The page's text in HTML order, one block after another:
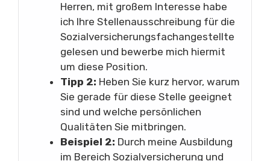
Herren, mit großem Interesse habe
ich Ihre Stellenausschreibung für die
Sozialversicherungsfachangestellte
gelesen und bewerbe mich hiermit
um diese Position.
Tipp 2: Heben Sie kurz hervor, warum
Sie gerade für diese Stelle geeignet
sind und welche persönlichen
Qualitäten Sie mitbringen.
Beispiel 2: Durch meine Ausbildung
im Bereich Sozialversicherung und